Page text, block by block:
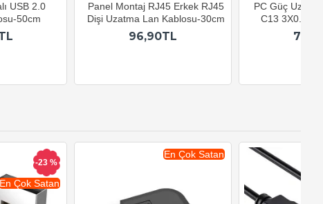
USB 2.0
50cm
Panel Montaj RJ45 Erkek RJ45
Dişi Uzatma Lan Kablosu-30cm
96,90TL
PC Güç
C13
En Çok Satan
-23 %
En Çok Satan